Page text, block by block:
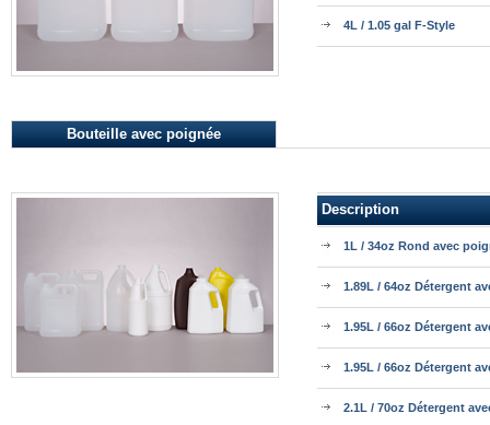
4L / 1.05 gal F-Style
Bouteille avec poignée
Description
1L / 34oz Rond avec
1.89L / 64oz Détergent
1.95L / 66oz Détergent
1.95L / 66oz Détergent
2.1L / 70oz Détergent